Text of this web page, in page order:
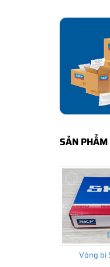
Tất cả
bảo hành
CÁCH
Mua hàng
và phân
✅ SKF
SẢN PHẨM
Vòng bi